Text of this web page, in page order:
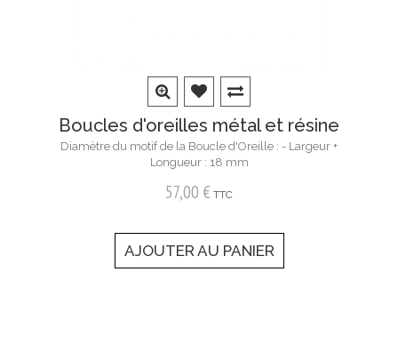
Boucles d'oreilles métal et résine
Diamètre du motif de la Boucle d'Oreille : - Largeur +
Longueur : 18 mm
57,00 € TTC
AJOUTER AU PANIER